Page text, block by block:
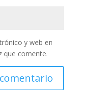
y web en
que comente.